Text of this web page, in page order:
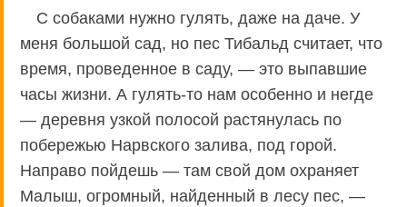
С собаками нужно гулять, даже на даче. У
меня большой сад, но пес Тибальд считает, что
время, проведенное в саду, — это выпавшие
часы жизни. А гулять-то нам особенно и негде
— деревня узкой полосой растянулась по
побережью Нарвского залива, под горой.
Направо пойдешь — там свой дом охраняет
Малыш, огромный, найденный в лесу пес, —